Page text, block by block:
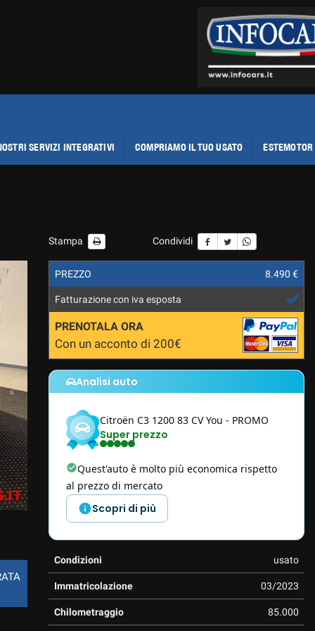
SERVIZI INTEGRATIVI COMPRIAMO IL TUO USATO
Stampa Condividi
PREZZO 8.490 €
Fatturazione con iva esposta
PRENOTALA ORA
Con un acconto di 200€
Analisi auto
Citroën C3 1200 83 CV You - PROMO
Super prezzo
Quest'auto è molto più economica rispetto
al prezzo di mercato
Scopri di più
Condizioni usato
Immatricolazione 03/2023
Chilometraggio 85.000